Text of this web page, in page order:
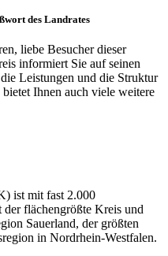
des Landrates
liebe Besucher dieser
informiert Sie auf seinen
Leistungen und die Struktur
Ihnen auch viele weitere
ist mit fast 2.000
flächengrößte Kreis und
Sauerland, der größten
in Nordrhein-Westfalen.